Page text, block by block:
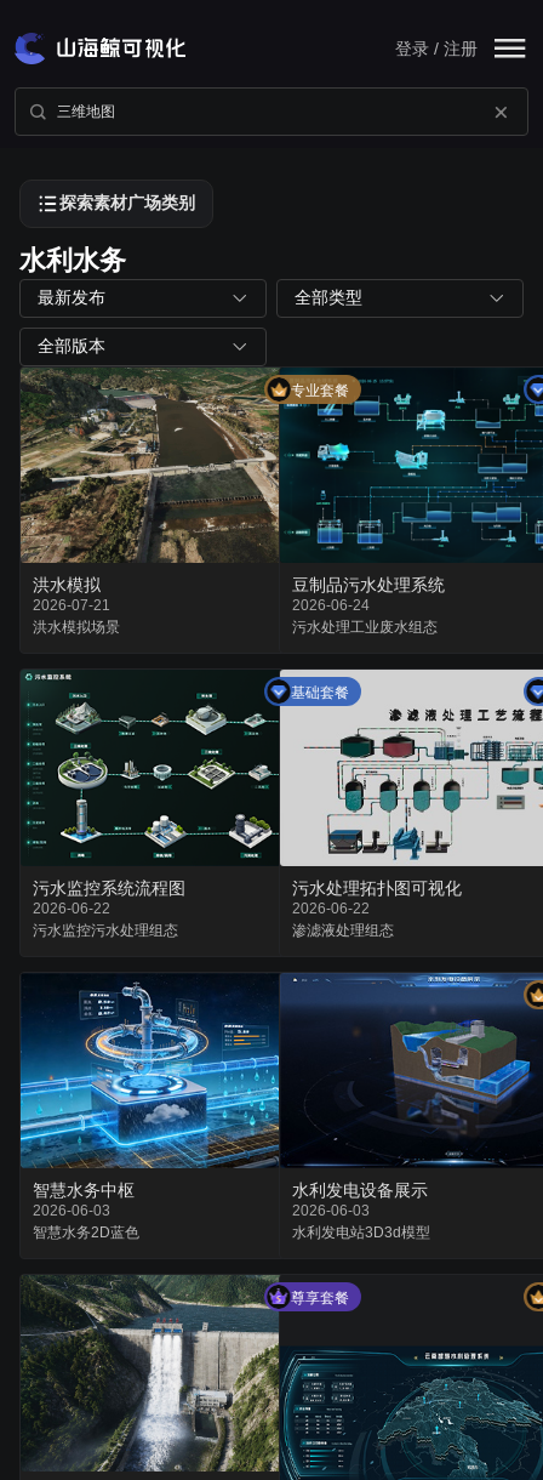
登录 / 注册
探索素材广场类别
水利水务
最新发布 全部类型
全部版本
专业套餐
洪水模拟
2026-07-21
洪水模拟场景
豆制品污水处理系统
2026-06-24
污水处理工业废水组态
基础套餐
污水监控系统流程图
2026-06-22
污水监控污水处理组态
污水处理拓扑图可视化
2026-06-22
渗滤液处理组态
智慧水务中枢
2026-06-03
智慧水务2D蓝色
水利发电设备展示
2026-06-03
水利 发电站3D3d模型
尊享套餐